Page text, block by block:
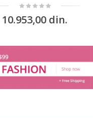
10.953,00 din.